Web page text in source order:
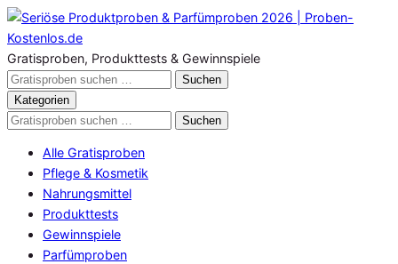
Zum
Inhalt
springen
Gratisproben, Produkttests & Gewinnspiele
Gratisproben
durchsuchen
Suchen
Kategorien
Gratisproben
Suchen
Alle Gratisproben
Pflege & Kosmetik
Nahrungsmittel
Produkttests
Gewinnspiele
Parfümproben